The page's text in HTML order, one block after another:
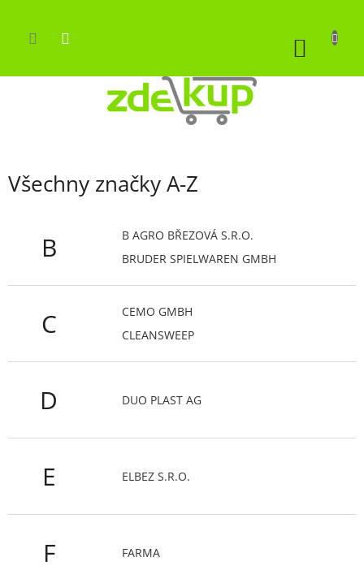
obsah
Všechny značky A-Z
B
B AGRO BŘEZOVÁ S.R.O.
BRUDER SPIELWAREN GMBH
C
CEMO GMBH
CLEANSWEEP
D DUO PLAST AG
E ELBEZ S.R.O.
F FARMA